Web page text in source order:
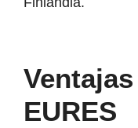
EURES